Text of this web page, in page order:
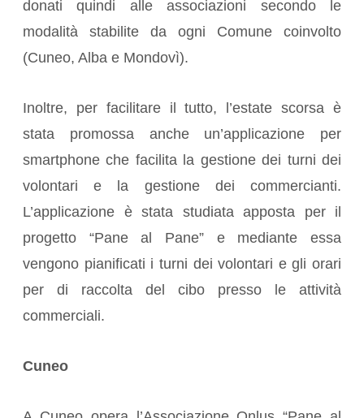
donati quindi alle associazioni secondo le
modalità stabilite da ogni Comune coinvolto
(Cuneo, Alba e Mondovì).
Inoltre, per facilitare il tutto, l’estate scorsa è
stata promossa anche un’applicazione per
smartphone che facilita la gestione dei turni dei
volontari e la gestione dei commercianti.
L’applicazione è stata studiata apposta per il
progetto “Pane al Pane” e mediante essa
vengono pianificati i turni dei volontari e gli orari
per di raccolta del cibo presso le attività
commerciali.
Cuneo